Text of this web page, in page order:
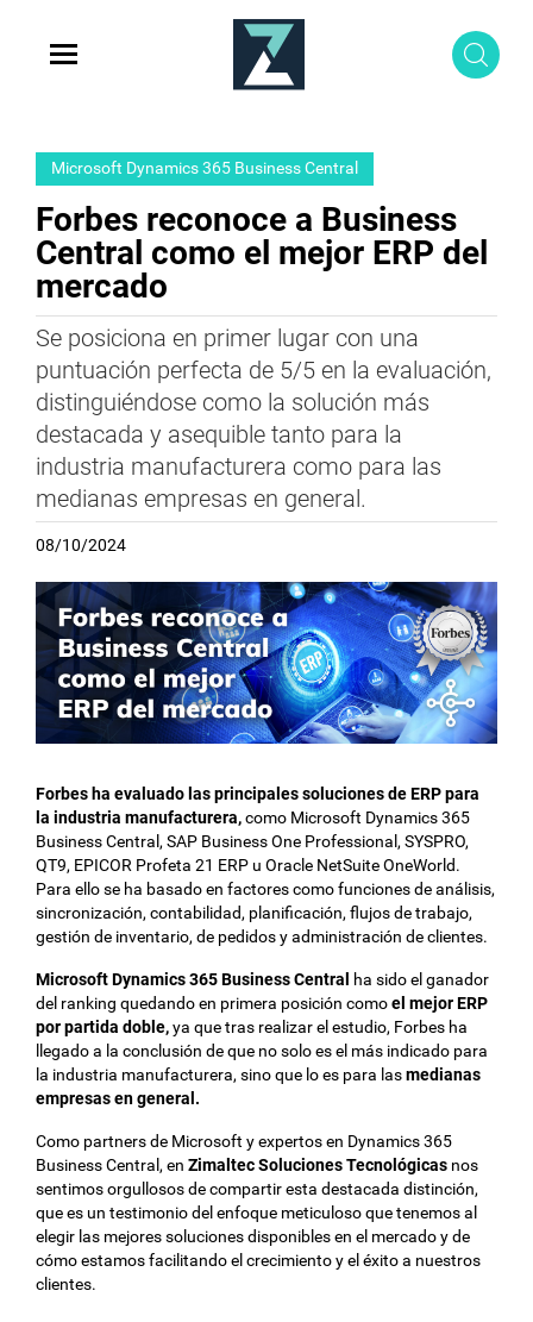
Microsoft Dynamics 365 Business Central
Forbes reconoce a Business
Central como el mejor ERP del
mercado
Se posiciona en primer lugar con una
puntuación perfecta de 5/5 en la evaluación,
distinguiéndose como la solución más
destacada y asequible tanto para la
industria manufacturera como para las
medianas empresas en general.
08/10/2024
Forbes ha evaluado las principales soluciones de ERP para
la industria manufacturera,como Microsoft Dynamics 365
Business Central, SAP Business One Professional, SYSPRO,
QT9, EPICOR Profeta 21 ERP u Oracle NetSuite OneWorld.
Para ello se ha basado en factores como funciones de análisis,
sincronización, contabilidad, planificación, flujos de trabajo,
gestión de inventario, de pedidos y administración de clientes.
Microsoft Dynamics 365 Business Central ha sido el ganador
del ranking quedando en primera posición comoel mejor ERP
por partida doble,ya que tras realizar el estudio, Forbes ha
llegado a la conclusión de que no solo es el más indicado para
la industria manufacturera, sino que lo es para lasmedianas
empresas en general.
Como partners de Microsoft y expertos en Dynamics 365
Business Central, enZimaltec Soluciones Tecnológicas nos
sentimos orgullosos de compartir esta destacada distinción,
que es un testimonio del enfoque meticuloso que tenemos al
elegir las mejores soluciones disponibles en el mercado y de
cómo estamos facilitando el crecimiento y el éxito a nuestros
clientes.